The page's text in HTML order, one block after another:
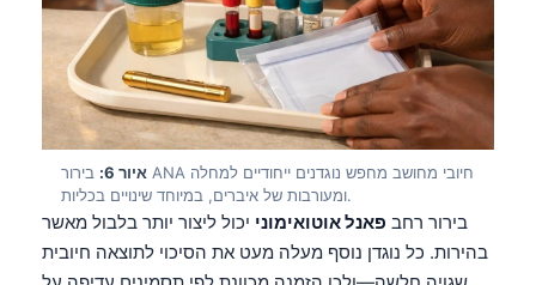
איור 6:
בירור ANA חיובי מחושב מחפש נוגדנים ייחודיים למחלה
ומעורבות של איברים, במיוחד שינויים בכליות.
בירור רחב פאנל אוטואימוני יכול ליצור יותר בלבול מאשר
בהירות. כל נוגדן נוסף מעלה מעט את הסיכוי לתוצאה חיובית